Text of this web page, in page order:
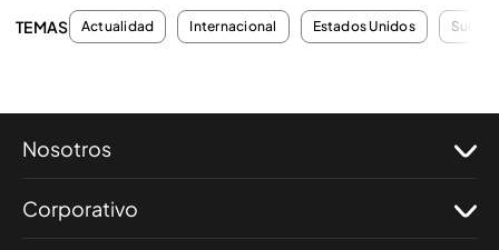
TEMAS Actualidad Internacional Estados Unidos
Nosotros
Corporativo